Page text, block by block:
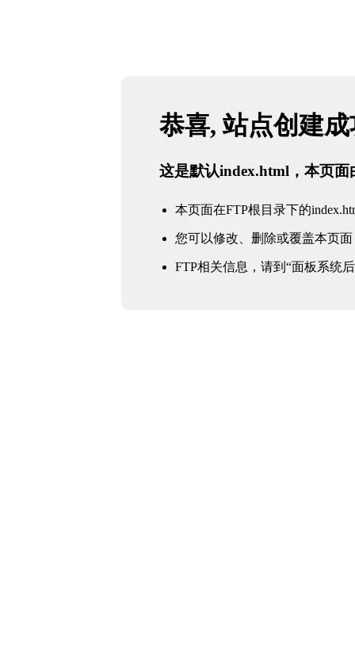
恭喜, 站点创建
这是默认index.html，本页面
本页面在FTP根目录下的
您可以修改、删除或覆盖本页面
FTP相关信息，请到“面板系统